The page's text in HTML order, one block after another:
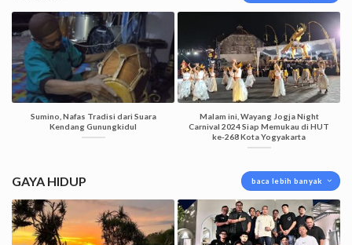
Sumino, Nafas Tradisi dari Suara
Kendang Gunungkidul
Malam ini, Wayang Jogja Night
Carnival 2024 Siap Memukau di HUT
ke-268 Kota Yogyakarta
GAYA HIDUP baca lebih banyak